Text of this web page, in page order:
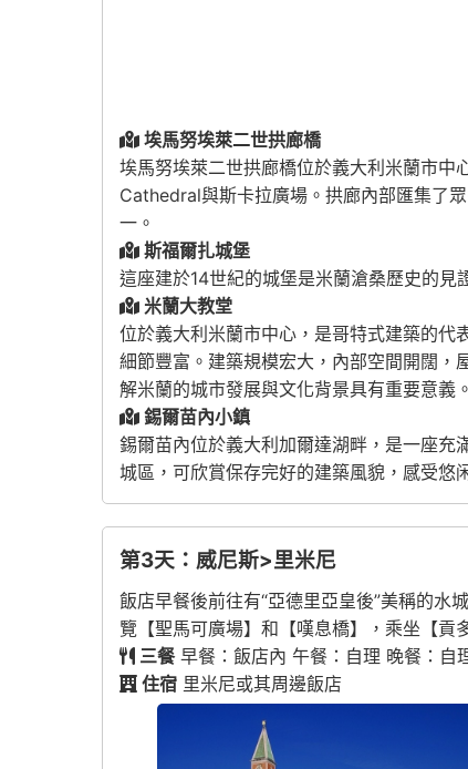
埃馬努埃萊二世拱廊橋
埃馬努埃萊二世拱廊橋位於義大利米蘭市中
Cathedral與斯卡拉廣場。拱廊內部匯集了
一。
斯福爾扎城堡
這座建於14世紀的城堡是米蘭滄桑歷史的見
米蘭大教堂
位於義大利米蘭市中心，是哥特式建築的代
細節豐富。建築規模宏大，內部空間開闊，
解米蘭的城市發展與文化背景具有重要意義。
錫爾苗內小鎮
錫爾苗內位於義大利加爾達湖畔，是一座充
城區，可欣賞保存完好的建築風貌，感受悠
第3天：威尼斯>里米尼
飯店早餐後前往有“亞德里亞皇後”美稱的水
覽【聖馬可廣場】和【嘆息橋】，乘坐【貢
三餐早餐：飯店內 午餐：自理 晚餐：自
住宿 里米尼或其周邊飯店